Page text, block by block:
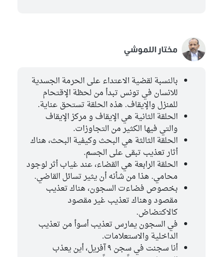
مختار اللموشي
بالنسبة لقضية الاعتداء على الحرمة الجسدية
للانسان في تونس تبدأ من لحظة الإقتحام
للمنزل والإيقاف. هذه الحلقة تستحق عناية.
الحلقة الثانية هي الإيقاف و مركز الإيقاف
والتي فيها الكثير من التجاوزات.
الحلقة الثالثة هي البحث وكيفية البحث، هناك
أثار تعذيب تبقى على الجسم.
الحلقة الرابعة هي القضاء، عند غياب أثر لوجود
محامي. هذا من شأنه أن يثير تسائل القاضي.
بخصوص فضاءت السجون، هناك تعذيب
مقصود وهناك تعذيب غير مقصود
كالاكتضاض.
في السجون يمارس تعذيب أسوأ من تعذيب
الداخلية والاستعلامات.
أنا سجنت في سجن ٩ آفريل، أين يعذب